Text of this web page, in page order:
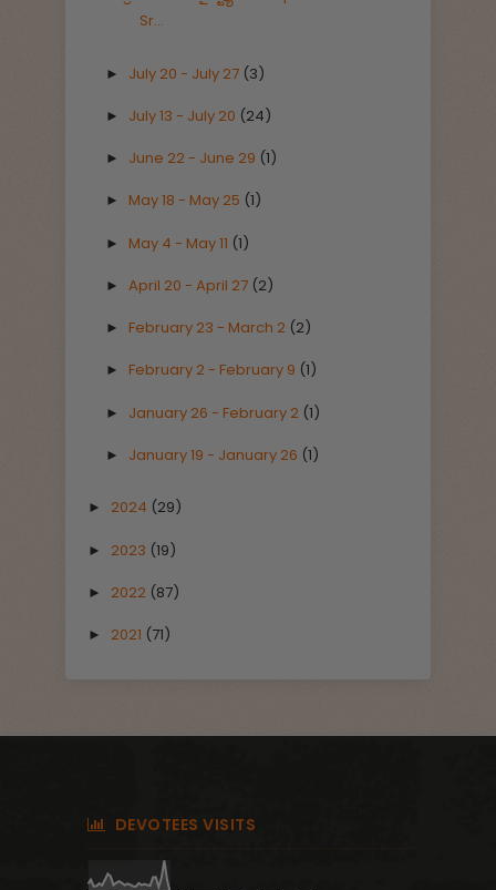
Sr...
► July 20 - July 27 (3)
► July 13 - July 20 (24)
► June 22 - June 29 (1)
► May 18 - May 25 (1)
► May 4 - May 11 (1)
► April 20 - April 27 (2)
► February 23 - March 2 (2)
► February 2 - February 9 (1)
► January 26 - February 2 (1)
► January 19 - January 26 (1)
► 2024 (29)
► 2023 (19)
► 2022 (87)
► 2021 (71)
DEVOTEES VISITS